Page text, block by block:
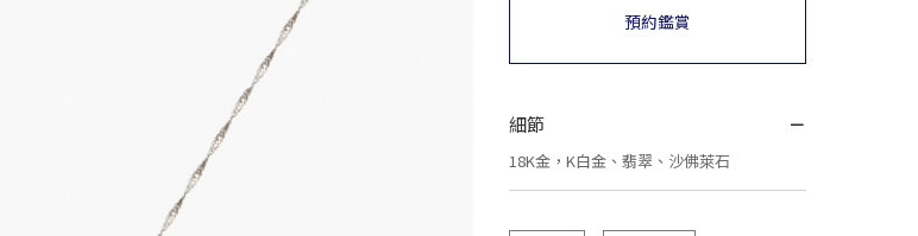
預約鑑賞
細節
18K金，K白金、翡翠、沙佛萊石